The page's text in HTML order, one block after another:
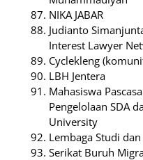
NIKA JABAR
Judianto
Interest Lawyer
Cyclekleng
LBH Jentera
Mahasiswa
Pengelolaan SDA
University
Lembaga Studi
Serikat Buruh